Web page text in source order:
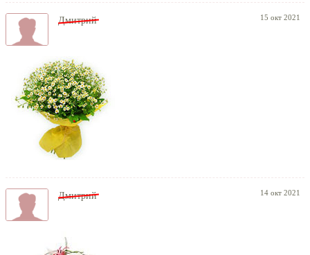
15 окт 2021
Дмитрий
14 окт 2021
Дмитрий